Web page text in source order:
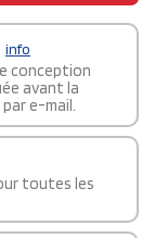
info
conception
avant la
e-mail.
toutes les